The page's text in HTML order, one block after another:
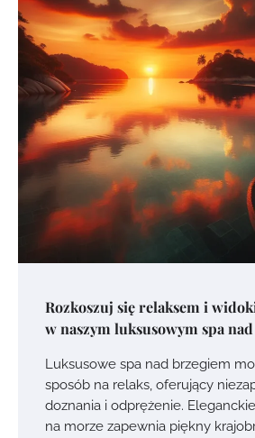
Rozkoszuj się relaksem i
w naszym luksusowym spa
Luksusowe spa nad brzegiem
sposób na relaks, oferujący
doznania i odprężenie.
na morze zapewnia piękny